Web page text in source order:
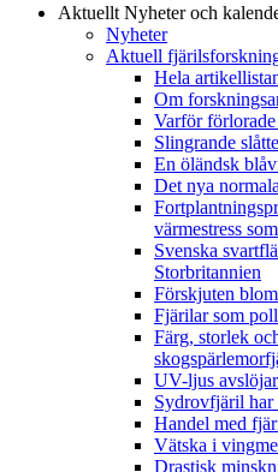
Aktuellt Nyheter och
Nyheter
Aktuell
Hela
Om
Varför
Slingrande
En öländsk
Det nya
värmestress
Svenska
Storbritannien
Förskjuten
Fjärilar som
Färg, storlek
UV-ljus
Sydrovfjäril har
Handel med
Vätska i
Drastisk